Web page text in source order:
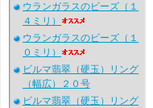
ウランガラスのビーズ（１
４ミリ）
ウランガラスのビーズ（１
０ミリ）
ビルマ翡翠（硬玉）リング
（幅広）２０号
ビルマ翡翠（硬玉）リング